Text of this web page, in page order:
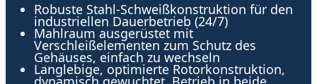
Robuste Stahl-Schweißkonstruktion für den
industriellen Dauerbetrieb (24/7)
Mahlraum ausgerüstet mit
Verschleißelementen zum Schutz des
Gehäuses, einfach zu wechseln
Langlebige, optimierte Rotorkonstruktion,